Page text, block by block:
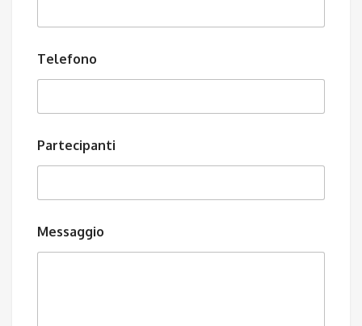
Telefono
Partecipanti
Messaggio